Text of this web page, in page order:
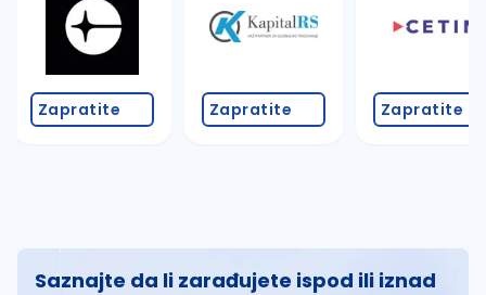
Zapratite Zapratite Zapratite
Saznajte da li zarađujete ispod ili iznad